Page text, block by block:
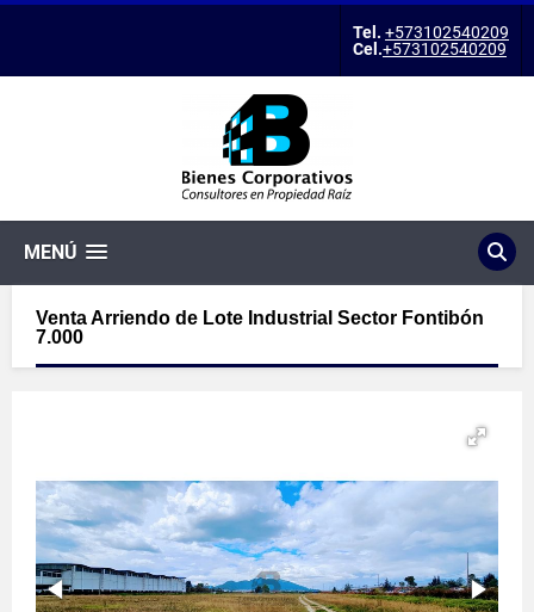
Tel. +573102540209
Cel.+573102540209
MENÚ
Venta Arriendo de Lote Industrial Sector Fontibón
7.000